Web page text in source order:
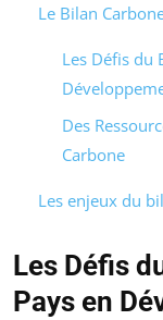
Le Bilan
Les Défis du
Des
Carbone
Les enjeux du
Les Défis
Pays en